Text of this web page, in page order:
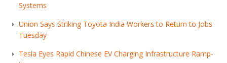
Systems
Union Says Striking Toyota India Workers to Return to Jobs
Tuesday
Tesla Eyes Rapid Chinese EV Charging Infrastructure Ramp-